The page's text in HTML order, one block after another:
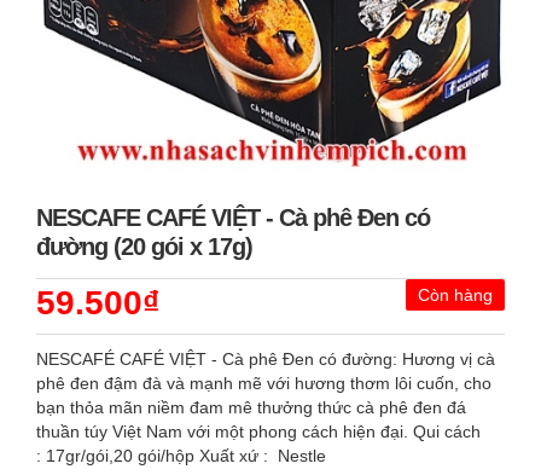
NESCAFE CAFÉ VIỆT - Cà phê Đen có
đường (20 gói x 17g)
Còn hàng
59.500₫
NESCAFÉ CAFÉ VIỆT - Cà phê Đen có đường: Hương vị cà
phê đen đậm đà và mạnh mẽ với hương thơm lôi cuốn, cho
bạn thỏa mãn niềm đam mê thưởng thức cà phê đen đá
thuần túy Việt Nam với một phong cách hiện đại. Qui cách
: 17gr/gói,20 gói/hộp Xuất xứ : Nestle